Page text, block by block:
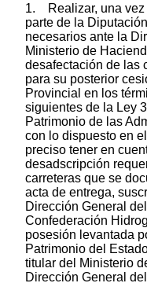
1. Realizar, una vez
parte de la
necesarios ante la
Ministerio de
desafectación de las
para su posterior
Provincial en los
siguientes de la Ley
Patrimonio de las
con lo dispuesto en
preciso tener en
desadscripción
carreteras que se
acta de entrega,
Dirección General
Confederación
posesión levantada
Patrimonio del
titular del Ministerio
Dirección General